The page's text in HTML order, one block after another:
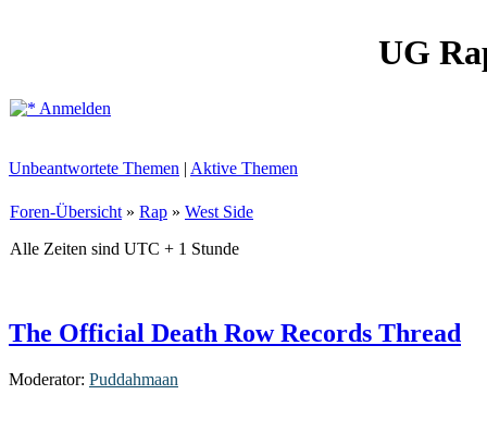
UG
Anmelden
Unbeantwortete Themen | Aktive Themen
Foren-Übersicht » Rap » West Side
Alle Zeiten sind UTC + 1 Stunde
The Official Death Row Records Thread
Moderator: Puddahmaan